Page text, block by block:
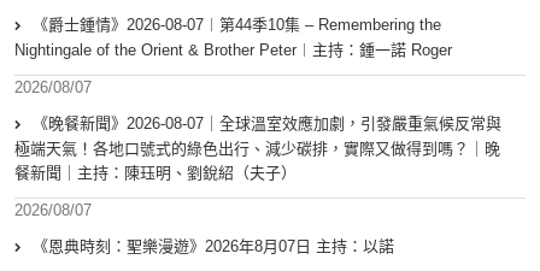
《爵士鍾情》2026-08-07︱第44季10集 – Remembering the
Nightingale of the Orient & Brother Peter︱主持：鍾一諾 Roger
2026/08/07
《晚餐新聞》2026-08-07｜全球溫室效應加劇，引發嚴重氣候反常與
極端天氣！各地口號式的綠色出行、減少碳排，實際又做得到嗎？｜晚
餐新聞｜主持：陳珏明、劉銳紹（夫子）
2026/08/07
《恩典時刻：聖樂漫遊》2026年8月07日 主持：以諾